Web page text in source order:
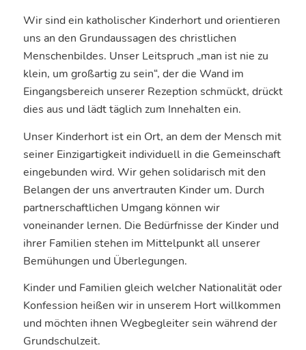
Wir sind ein katholischer Kinderhort und orientieren
uns an den Grundaussagen des christlichen
Menschenbildes. Unser Leitspruch „man ist nie zu
klein, um großartig zu sein“, der die Wand im
Eingangsbereich unserer Rezeption schmückt, drückt
dies aus und lädt täglich zum Innehalten ein.
Unser Kinderhort ist ein Ort, an dem der Mensch mit
seiner Einzigartigkeit individuell in die Gemeinschaft
eingebunden wird. Wir gehen solidarisch mit den
Belangen der uns anvertrauten Kinder um. Durch
partnerschaftlichen Umgang können wir
voneinander lernen. Die Bedürfnisse der Kinder und
ihrer Familien stehen im Mittelpunkt all unserer
Bemühungen und Überlegungen.
Kinder und Familien gleich welcher Nationalität oder
Konfession heißen wir in unserem Hort willkommen
und möchten ihnen Wegbegleiter sein während der
Grundschulzeit.